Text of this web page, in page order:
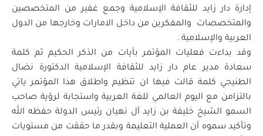
إدارة دار زايد للثقافة الإسلامية وجمع غفير من المتخصصين
والمتخصصات والمفكرين من داخل الامارات وخارجها من الدول
العربية والإسلامية .
وقد بداءت فعليات المؤتمر بآيات من الذكر الحكيم ثم كلمة
سعادة مدير عام دار زايد للثقافة الإسلامية الدكتورة نضال
الطنيجي كلمة قالت فيها ان تنظيم واطلاق هذا المؤتمر ياتي
بالتزامن مع اليوم العالمي للغة العربية واستجابة لرؤية صاحب
السمو الشيخ خليفة بن زايد آل نهيان رئيس الدولة حفظه الله
وتأكيد سموه أن العملية التعليمة وبقدر ما حققت من مستويات